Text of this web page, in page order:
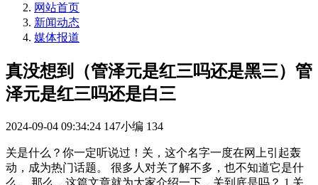
网站首页
新闻动态
媒体报道
真没想到（管泽元是红三吗还是黑三）管
泽元是红三吗还是白三
2024-09-04 09:34:24 147小编 134
关是什么？你一定听说过！关，这个名字一度在网上引起轰
动，成为热门话题。 很多人对关了解不多，也不知道它是什
么。 那么，这篇文章就为大家介绍一下，关到底是吗？ 1.关